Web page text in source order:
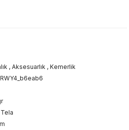
, Aksesuarlık , Kemerlik